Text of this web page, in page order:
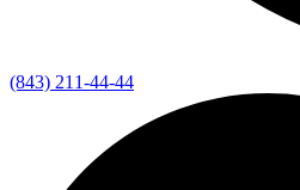
(843) 211-44-44